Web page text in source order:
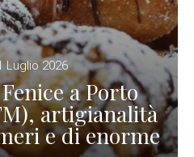
Luglio 2026
a Porto
artigianalità
e di enorme